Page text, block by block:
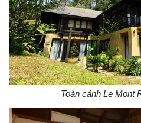
Toàn cảnh Le Mont